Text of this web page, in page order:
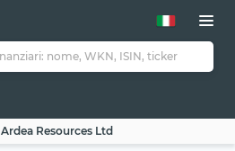
Ardea Resources Ltd